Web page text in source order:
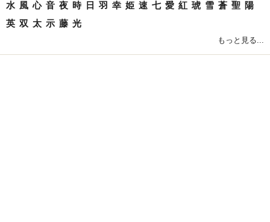
水 風 心 音 夜 時 日 羽 幸 姫 速 七 愛 紅 琥 雪 蒼 聖 陽
英 双 太 示 藤 光
もっと見る...